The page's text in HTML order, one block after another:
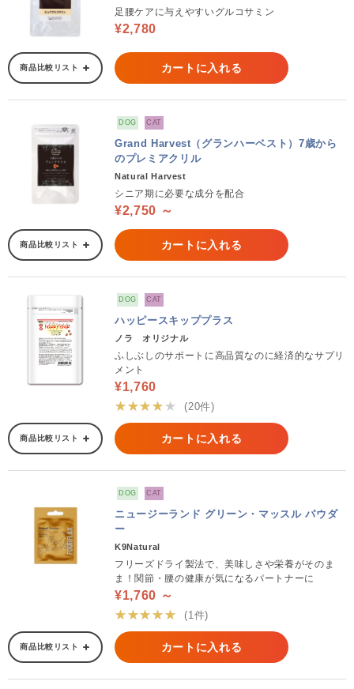
足腰ケアに与えやすいグルコサミン
¥2,780
商品比較リスト カートに入れる
DOG CAT
Grand Harvest（グランハーベスト）7歳から
のプレミアクリル
Natural Harvest
シニア期に必要な成分を配合
¥2,750 ～
商品比較リスト カートに入れる
DOG CAT
ハッピースキッププラス
ノラ オリジナル
ふしぶしのサポートに高品質なのに経済的なサプリ
メント
¥1,760
★★★★★
(20件)
商品比較リスト カートに入れる
DOG CAT
ニュージーランド グリーン・マッスル パウダ
ー
K9Natural
フリーズドライ製法で、美味しさや栄養がそのま
ま！関節・腰の健康が気になるパートナーに
¥1,760 ～
★★★★★
(1件)
商品比較リスト カートに入れる